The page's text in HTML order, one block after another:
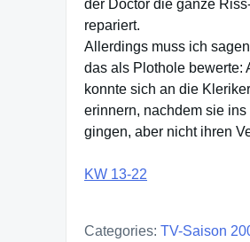
der Doctor die ganze
repariert.
Allerdings muss ich
das als Plothole bewerte:
konnte sich an die
erinnern, nachdem sie ins
gingen, aber nicht ihren
KW 13-22
Categories: TV-Saison